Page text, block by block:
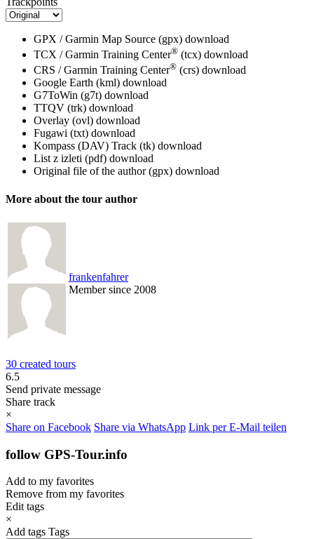
GPX / Garmin Map Source (gpx) download
TCX / Garmin Training Center® (tcx) download
CRS / Garmin Training Center® (crs) download
Google Earth (kml) download
G7ToWin (g7t) download
TTQV (trk) download
Overlay (ovl) download
Fugawi (txt) download
Kompass (DAV) Track (tk) download
List z izleti (pdf) download
Original file of the author (gpx) download
More about the tour author
frankenfahrer
Member since 2008
30 created tours
6.5
Send private message
Share track
×
Share on Facebook Share via WhatsApp Link per E-Mail teilen
follow GPS-Tour.info
Add to my favorites
Remove from my favorites
Edit tags
×
Add tags Tags